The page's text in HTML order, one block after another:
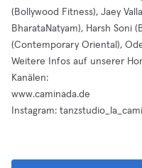
(Bollywood Fitness), Jaey
BharataNatyam), Harsh Soni
(Contemporary Oriental),
Weitere Infos auf unserer
Kanälen:
www.caminada.de
Instagram: